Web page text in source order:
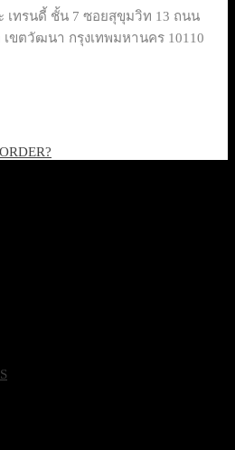
เทรนดี้ ชั้น 7 ซอยสุขุมวิท 13 ถนน
ขตวัฒนา กรุงเทพมหานคร 10110